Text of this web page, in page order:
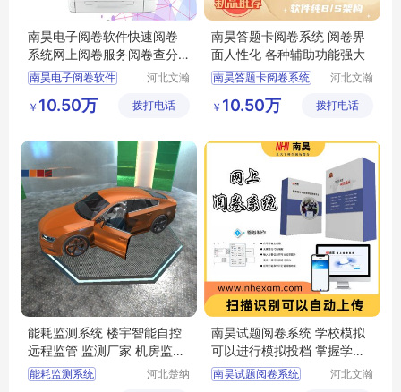
南昊电子阅卷软件快速阅卷
系统网上阅卷服务阅卷查分
系统
南昊电子阅卷软件
网上阅卷服务
电子阅卷软件
河北文瀚
技发展有
￥ 10.50万 拨打电话
南昊答题卡阅卷系统 阅卷界
面人性化 各种辅助功能强大
南昊答题卡阅卷系统
考试电脑阅卷
学校阅卷系统
河北文瀚
技发展有
￥ 10.50万 拨打电话
能耗监测系统 楼宇智能自控
远程监管 监测厂家 机房监控
机房可视化
能耗监测系统
河北楚纳
南昊试题阅卷系统 学校模拟
可以进行模拟投档 掌握学生
上线情况
南昊试题阅卷系统
河北文瀚